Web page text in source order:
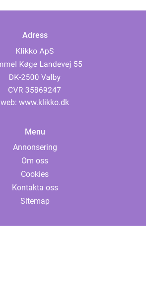
Adress
web: www.klikko.dk
Menu
Annonsering
Om oss
Cookies
Kontakta oss
Sitemap